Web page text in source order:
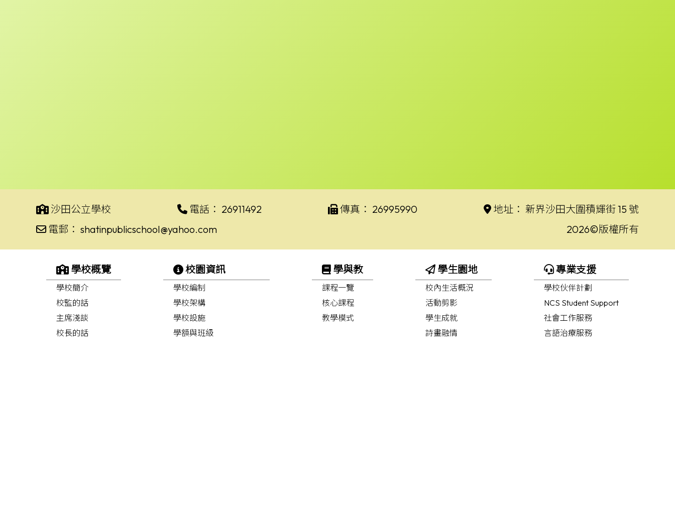
沙田公立學校 電話： 26911492 傳真： 26995990 地址： 新界沙田大圍積輝街 15 號
電郵： shatinpublicschool@yahoo.com 2026©版權所有
學校概覽
學校簡介
校監的話
主席淺談
校長的話
校園資訊
學校編制
學校架構
學校設施
學額與班級
學與教
課程一覽
核心課程
教學模式
學生園地
校內生活概況
活動剪影
學生成就
詩畫融情
專業支援
學校伙伴計劃
NCS Student Support
社會工作服務
言語治療服務